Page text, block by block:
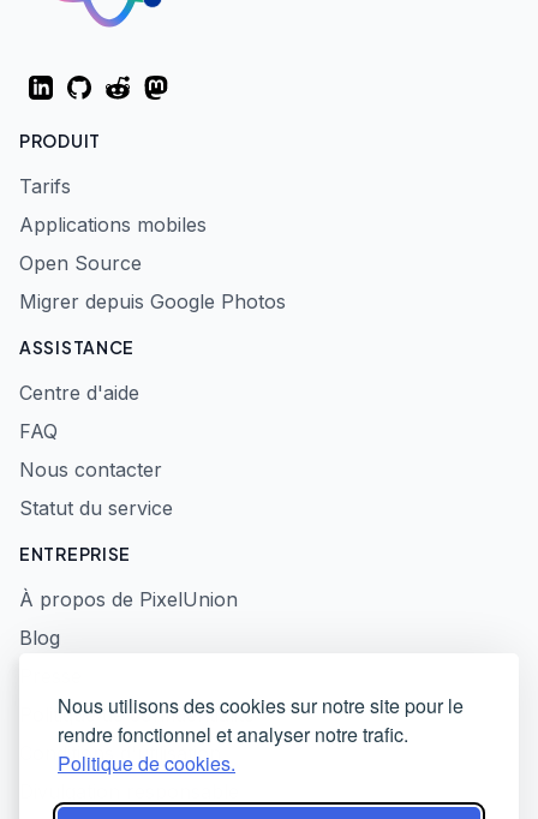
Nous utilisons des cookies sur notre site pour le
rendre fonctionnel et analyser notre trafic.
Politique de cookies.
LinkedInGitHubRedditMastodon
PRODUIT
Tarifs
Applications mobiles
Open Source
Migrer depuis Google Photos
ASSISTANCE
Centre d'aide
FAQ
Nous contacter
Statut du service
ENTREPRISE
À propos de PixelUnion
Blog
Politique de confidentialité
Conditions d'utilisation